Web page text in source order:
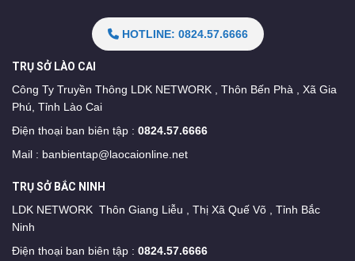
HOTLINE: 0824.57.6666
TRỤ SỞ LÀO CAI
Công Ty Truyền Thông LDK NETWORK , Thôn Bến Phà , Xã Gia
Phú, Tỉnh Lào Cai
Điện thoại ban biên tập : 0824.57.6666
Mail : banbientap@laocaionline.net
TRỤ SỞ BẮC NINH
LDK NETWORK Thôn Giang Liễu , Thị Xã Quế Võ , Tỉnh Bắc
Ninh
Điện thoại ban biên tập : 0824.57.6666